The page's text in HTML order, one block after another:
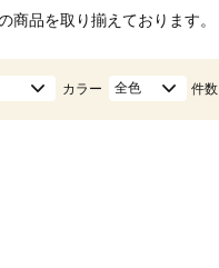
商品を取り揃えております。
カラー 全色 件数